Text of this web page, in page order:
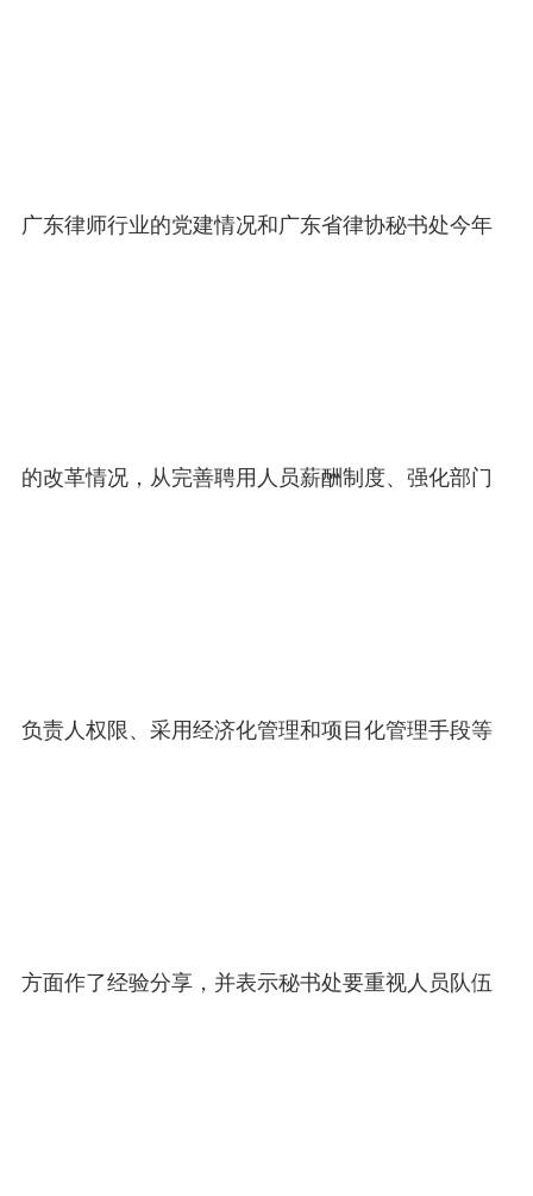
广东律师行业的党建情况和广东省律协秘书处今年
的改革情况，从完善聘用人员薪酬制度、强化部门
负责人权限、采用经济化管理和项目化管理手段等
方面作了经验分享，并表示秘书处要重视人员队伍